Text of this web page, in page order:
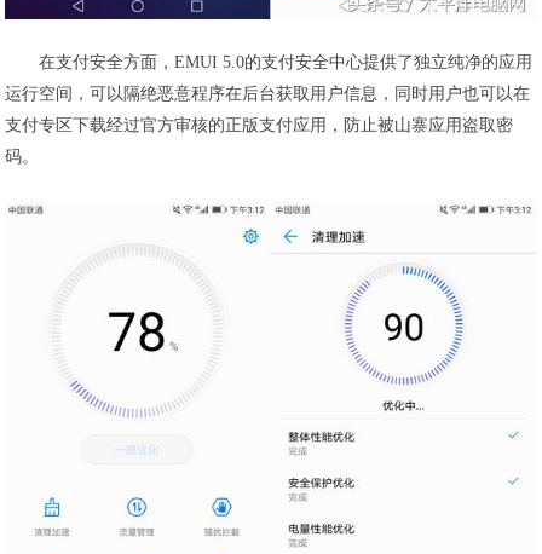
在支付安全方面，EMUI 5.0的支付安全中心提供了独立纯净的应用
运行空间，可以隔绝恶意程序在后台获取用户信息，同时用户也可以在
支付专区下载经过官方审核的正版支付应用，防止被山寨应用盗取密
码。